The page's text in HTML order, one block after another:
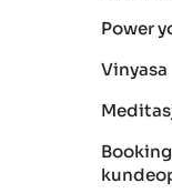
Power
Vinyasa